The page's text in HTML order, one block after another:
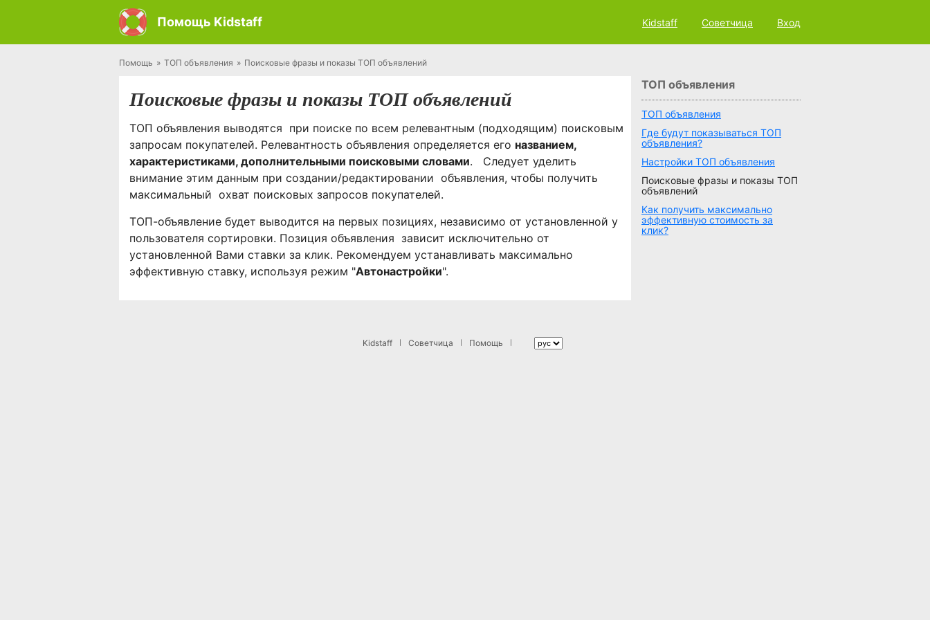
Помощь Kidstaff Kidstaff Советчица Вход
Помощь ТОП объявления Поисковые фразы и показы ТОП объявлений
Поисковые фразы и показы ТОП объявлений
ТОП объявления выводятся при поиске по всем релевантным (подходящим) поисковым
запросам покупателей. Релевантность объявления определяется его названием,
характеристиками, дополнительными поисковыми словами. Следует уделить
внимание этим данным при создании/редактировании объявления, чтобы получить
максимальный охват поисковых запросов покупателей.
ТОП-объявление будет выводится на первых позициях, независимо от установленной у
пользователя сортировки. Позиция объявления зависит исключительно от
установленной Вами ставки за клик. Рекомендуем устанавливать максимально
эффективную ставку, используя режим "Автонастройки".
ТОП объявления
ТОП объявления
Где будут показываться ТОП
объявления?
Настройки ТОП объявления
Поисковые фразы и показы ТОП
объявлений
Как получить максимально
эффективную стоимость за
клик?
Kidstaff Советчица Помощь